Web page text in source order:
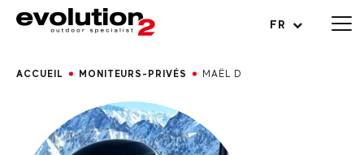
FR
Ouvrir le menu
ACCUEIL MONITEURS-PRIVÉS MAËL D